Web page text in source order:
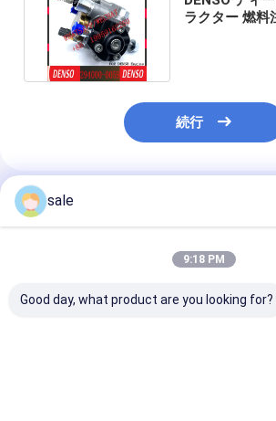
ラクター 燃料
続行
推薦されたプロダクト
sale
9:18 PM
Good day, what product are you looking for?